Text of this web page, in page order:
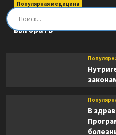
Популярная медицина
Быть врачом. Как
выгорать
В